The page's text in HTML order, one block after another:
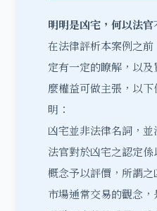
明明是凶宅，何以法官
在法律評析本案例之
定有一定的瞭解，以
麼權益可做主張，以
明：
凶宅並非法律名詞，
法官對於凶宅之認定係
概念予以評價，所謂
市場通常交易的觀念